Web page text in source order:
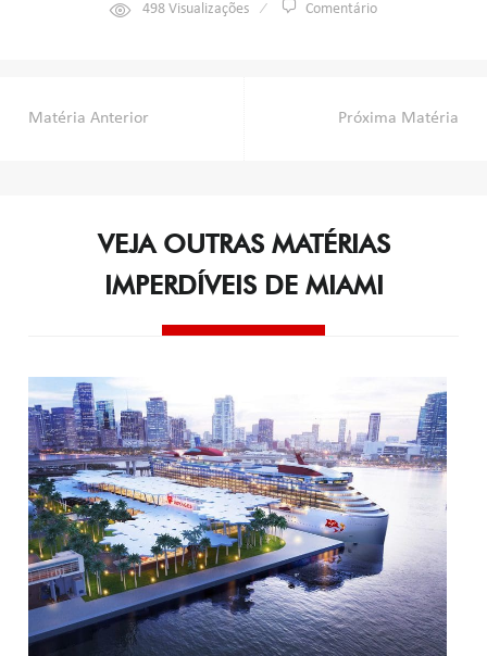
498Visualizações Comentário
Navegação
Matéria Anterior Próxima Matéria
VEJA OUTRAS MATÉRIAS
IMPERDÍVEIS DE MIAMI